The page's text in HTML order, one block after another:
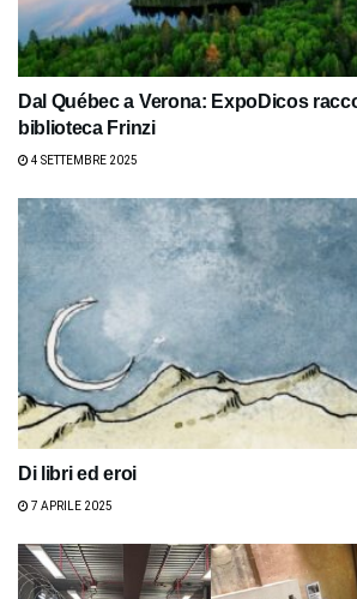
Dal Québec a Verona: ExpoDicos
biblioteca Frinzi
4 SETTEMBRE 2025
Di libri ed eroi
7 APRILE 2025